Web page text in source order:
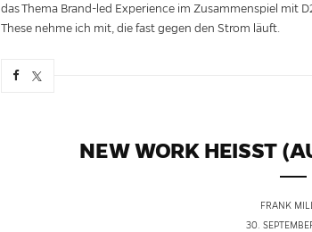
das Thema Brand-led Experience im Zusammenspiel mit
These nehme ich mit, die fast gegen den Strom läuft.
NEW WORK HEISST
FRANK
30.